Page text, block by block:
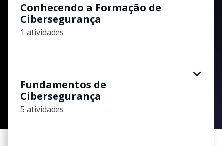
Conhecendo a Formação de
Cibersegurança
1 atividades
Fundamentos de
Cibersegurança
5 atividades